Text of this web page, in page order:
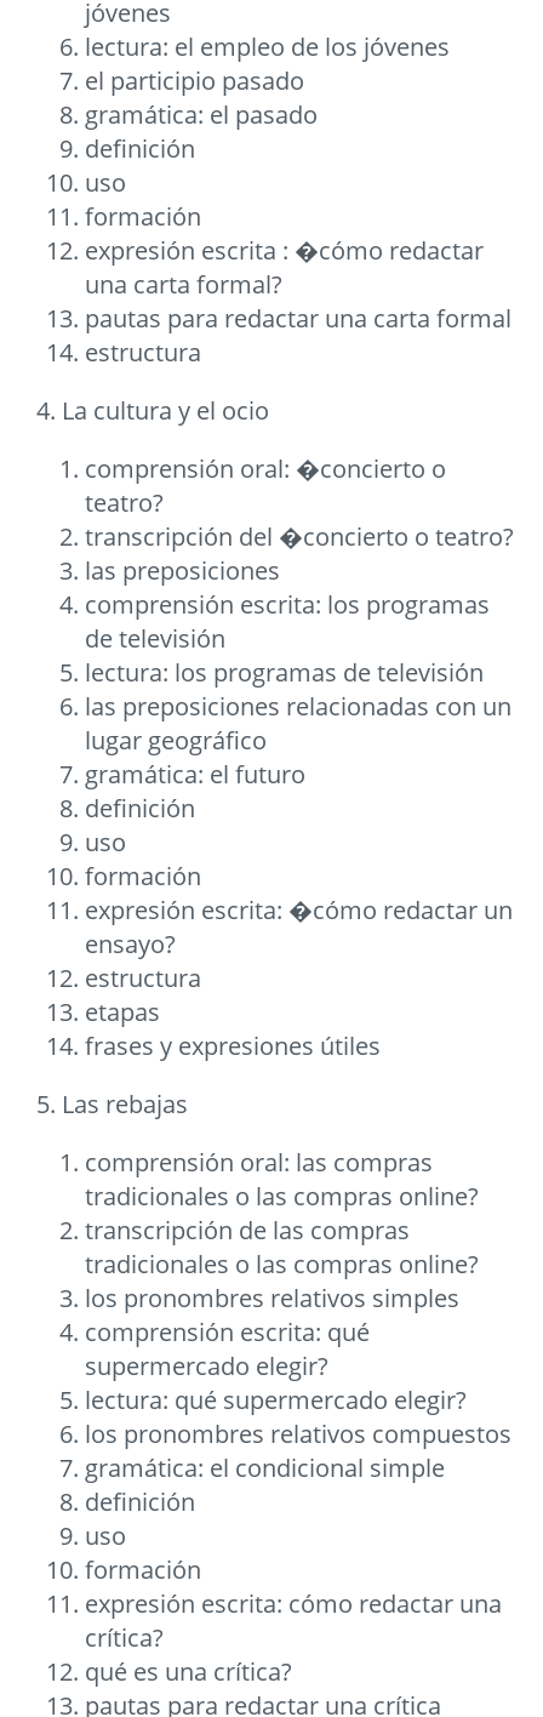
jóvenes
lectura: el empleo de los jóvenes
el participio pasado
gramática: el pasado
definición
uso
formación
expresión escrita : �cómo redactar
una carta formal?
pautas para redactar una carta formal
estructura
4. La cultura y el ocio
comprensión oral: �concierto o
teatro?
transcripción del �concierto o teatro?
las preposiciones
comprensión escrita: los programas
de televisión
lectura: los programas de televisión
las preposiciones relacionadas con un
lugar geográfico
gramática: el futuro
definición
uso
formación
expresión escrita: �cómo redactar un
ensayo?
estructura
etapas
frases y expresiones útiles
5. Las rebajas
comprensión oral: las compras
tradicionales o las compras online?
transcripción de las compras
tradicionales o las compras online?
los pronombres relativos simples
comprensión escrita: qué
supermercado elegir?
lectura: qué supermercado elegir?
los pronombres relativos compuestos
gramática: el condicional simple
definición
uso
formación
expresión escrita: cómo redactar una
crítica?
qué es una crítica?
pautas para redactar una crítica